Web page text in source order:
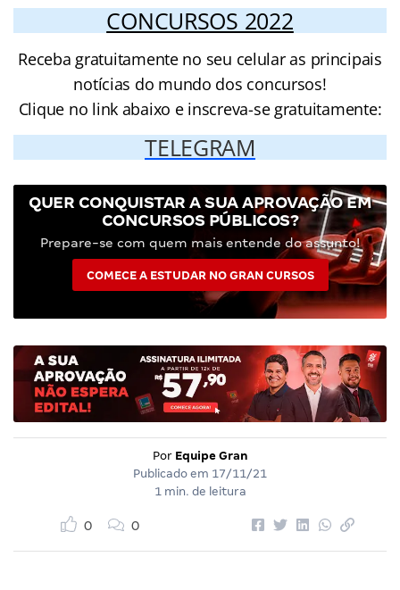
CONCURSOS 2022
Receba gratuitamente no seu celular as principais
notícias do mundo dos concursos!
Clique no link abaixo e inscreva-se gratuitamente:
TELEGRAM
QUER CONQUISTAR A SUA APROVAÇÃO EM
CONCURSOS PÚBLICOS?
Prepare-se com quem mais entende do assunto!
COMECE A ESTUDAR NO GRAN CURSOS
Por Equipe Gran
Publicado em 17/11/21
1 min. de leitura
0 0